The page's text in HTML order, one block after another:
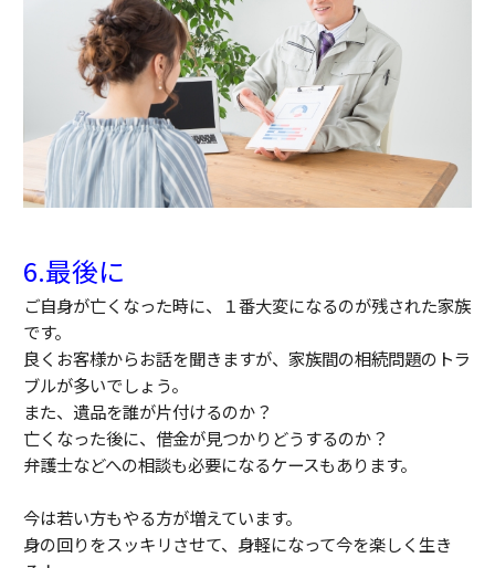
6.最後に
ご自身が亡くなった時に、１番大変になるのが残された家族
です。
良くお客様からお話を聞きますが、家族間の相続問題のトラ
ブルが多いでしょう。
また、遺品を誰が片付けるのか？
亡くなった後に、借金が見つかりどうするのか？
弁護士などへの相談も必要になるケースもあります。
今は若い方もやる方が増えています。
身の回りをスッキリさせて、身軽になって今を楽しく生き